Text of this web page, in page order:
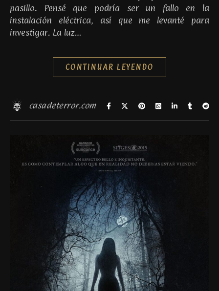
pasillo. Pensé que podría ser un fallo en la
instalación eléctrica, así que me levanté para
investigar. La luz…
CONTINUAR LEYENDO
casadeterror.com